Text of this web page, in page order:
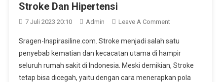
Stroke Dan Hipertensi
7 Juli 2023 20:10 Admin Leave A CommentOn
Lima
G
Untuk
Cegah
Sragen-Inspirasiline.com. Stroke menjadi salah satu
penyebab kematian dan kecacatan utama di hampir
seluruh rumah sakit di Indonesia. Meski demikian, Stroke
tetap bisa dicegah, yaitu dengan cara menerapkan pola